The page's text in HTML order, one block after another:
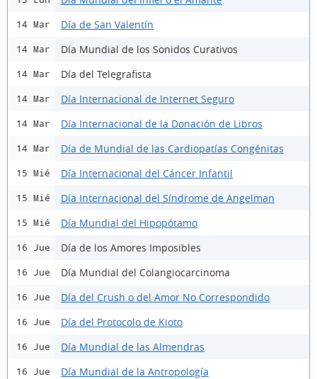
14 Mar Día de San Valentín
14 Mar Día Mundial de los Sonidos Curativos
14 Mar Día del Telegrafista
14 Mar Día Internacional de Internet Seguro
14 Mar Día Internacional de la Donación de Libros
14 Mar Día de Mundial de las Cardiopatías Congénitas
15 Mié Día Internacional del Cáncer Infantil
15 Mié Día Internacional del Síndrome de Angelman
15 Mié Día Mundial del Hipopótamo
16 Jue Día de los Amores Imposibles
16 Jue Día Mundial del Colangiocarcinoma
16 Jue Día del Crush o del Amor No Correspondido
16 Jue Día del Protocolo de Kioto
16 Jue Día Mundial de las Almendras
16 Jue Día Mundial de la Antropología